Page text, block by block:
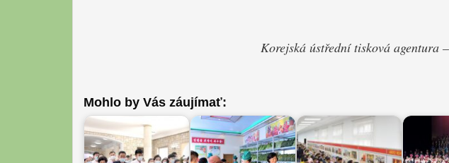
Korejská ústřední tisková agentura
Mohlo by Vás záujímať: